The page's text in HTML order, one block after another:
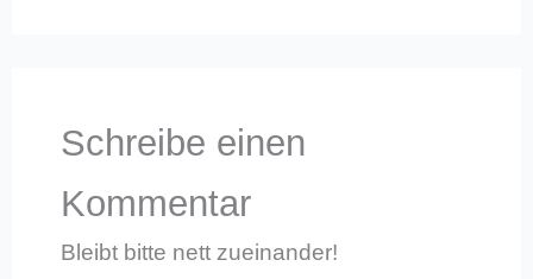
Schreibe einen
Kommentar
Bleibt bitte nett zueinander!